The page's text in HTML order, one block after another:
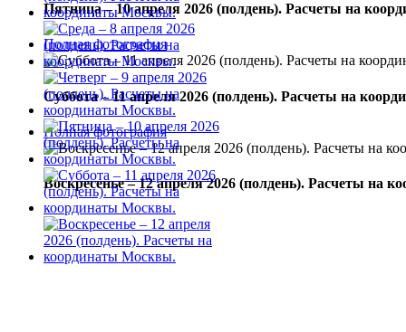
Пятница – 10 апреля 2026 (полдень). Расчеты на
Полная фотография
Суббота – 11 апреля 2026 (полдень). Расчеты на
Полная фотография
Воскресенье – 12 апреля 2026 (полдень). Расчеты на